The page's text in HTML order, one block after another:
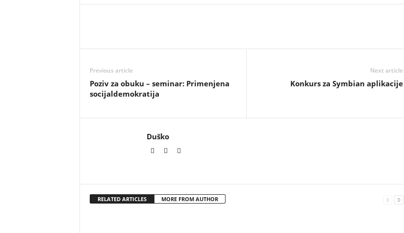
Previous article
Poziv za obuku – seminar: Primenjena
socijaldemokratija
Next article
Konkurs za Symbian aplikacije
Duško
RELATED ARTICLES MORE FROM AUTHOR